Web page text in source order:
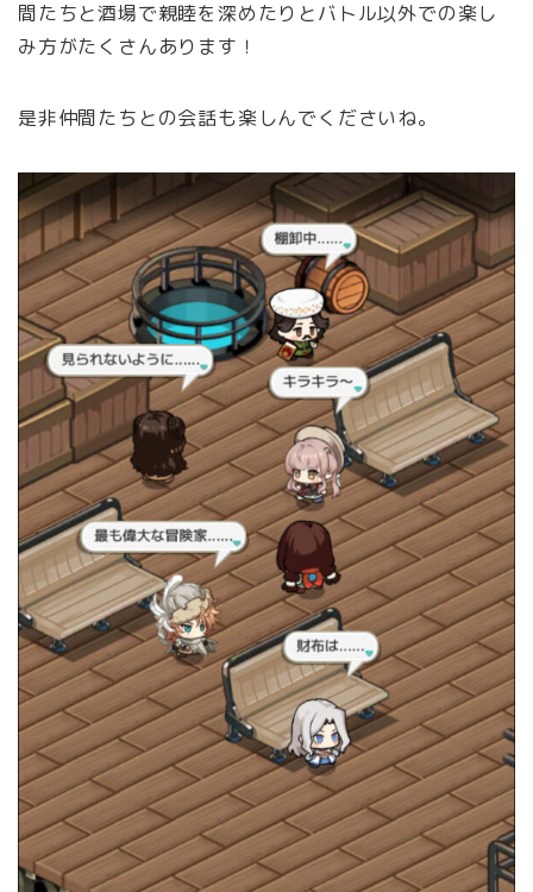
間たちと酒場で親睦を深めたりとバトル以外での楽し
み方がたくさんあります！
是非仲間たちとの会話も楽しんでくださいね。